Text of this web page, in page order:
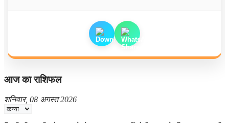
आज का राशिफल
शनिवार, 08 अगस्त 2026